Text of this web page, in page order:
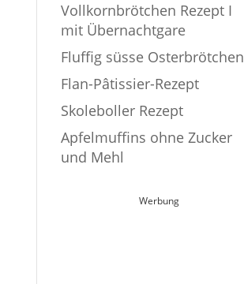
Vollkornbrötchen Rezept I
mit Übernachtgare
Fluffig süsse Osterbrötchen
Flan-Pâtissier-Rezept
Skoleboller Rezept
Apfelmuffins ohne Zucker
und Mehl
Werbung